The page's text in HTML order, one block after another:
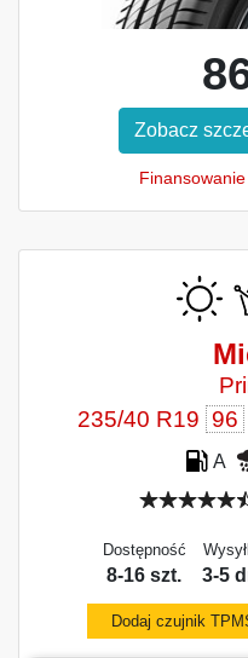
Zobacz
235/40 R19 96
A
Dostępność
8-16 szt. 3-5
Dodaj czujnik